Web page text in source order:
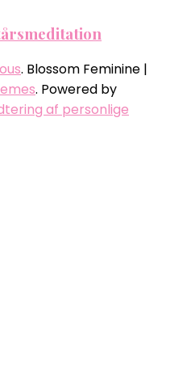
. Blossom Feminine |
. Powered by
af personlige